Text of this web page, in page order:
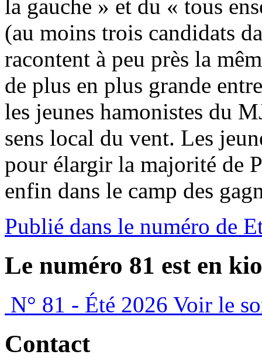
la gauche » et du « tous
(au moins trois candidats
racontent à peu près la
de plus en plus grande
les jeunes hamonistes du
sens local du vent. Les
pour élargir la majorité de
enfin dans le camp des
Publié dans le numéro de
Le numéro 81 est en
N° 81 - Été 2026 Voir le
Contact